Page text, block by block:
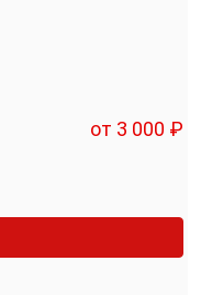
от 3 000 ₽